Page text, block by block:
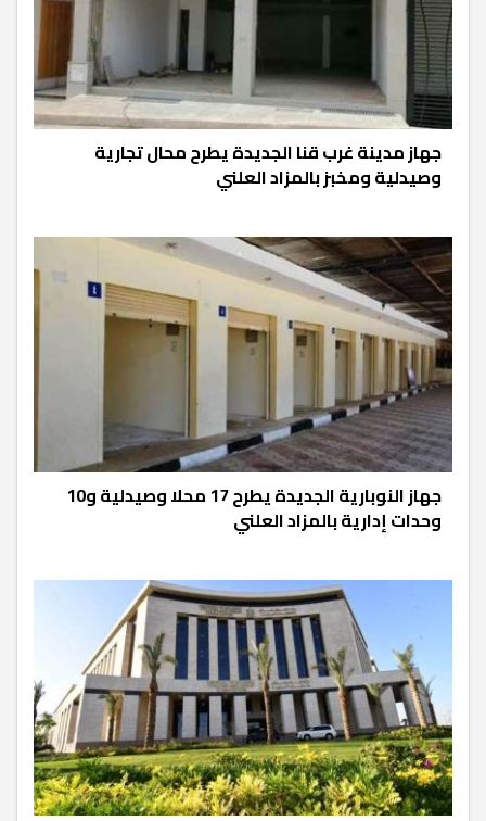
جهاز مدينة غرب قنا الجديدة يطرح محال تجارية
وصيدلية ومخبز بالمزاد العلني
جهاز النوبارية الجديدة يطرح 17 محلا وصيدلية و10
وحدات إدارية بالمزاد العلني